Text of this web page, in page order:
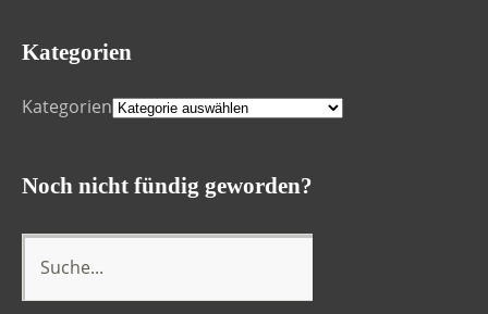
Kategorien
Kategorien
Noch nicht fündig geworden?